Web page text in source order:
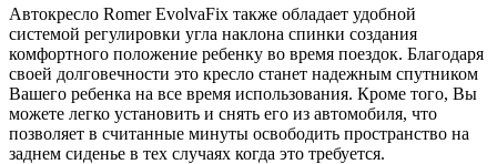
Автокресло Romer EvolvaFix также обладает удобной
системой регулировки угла наклона спинки создания
комфортного положение ребенку во время поездок. Благодаря
своей долговечности это кресло станет надежным спутником
Вашего ребенка на все время использования. Кроме того, Вы
можете легко установить и снять его из автомобиля, что
позволяет в считанные минуты освободить пространство на
заднем сиденье в тех случаях когда это требуется.